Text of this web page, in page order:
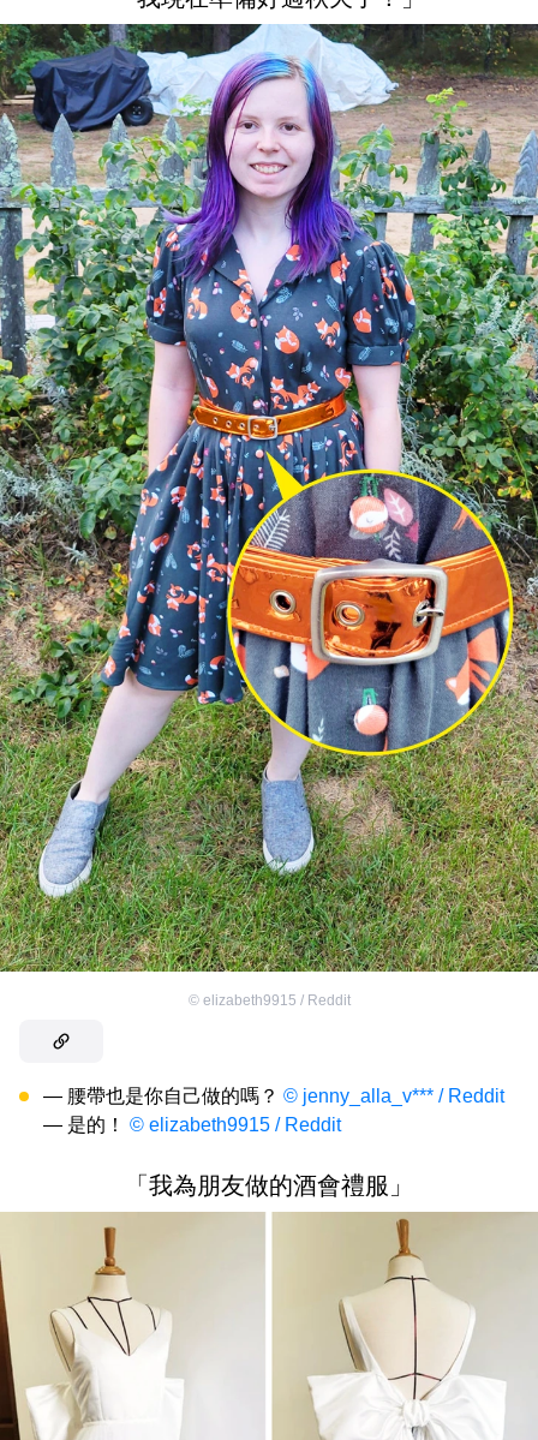
© elizabeth9915 / Reddit
— 腰帶也是你自己做的嗎？ © jenny_alla_v*** / Reddit
— 是的！ © elizabeth9915 / Reddit
「我為朋友做的酒會禮服」